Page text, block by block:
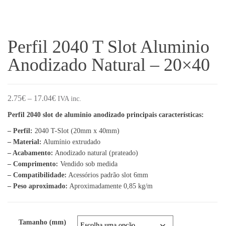
Perfil 2040 T Slot Aluminio
Anodizado Natural – 20×40
2.75€ – 17.04€Price range: 2.75€ through 17.04€
IVA inc.
Perfil 2040 slot de aluminio anodizado principais características:
– Perfil: 2040 T-Slot (20mm x 40mm)
– Material: Alumínio extrudado
– Acabamento: Anodizado natural (prateado)
– Comprimento: Vendido sob medida
– Compatibilidade: Acessórios padrão slot 6mm
– Peso aproximado: Aproximadamente 0,85 kg/m
Tamanho (mm)